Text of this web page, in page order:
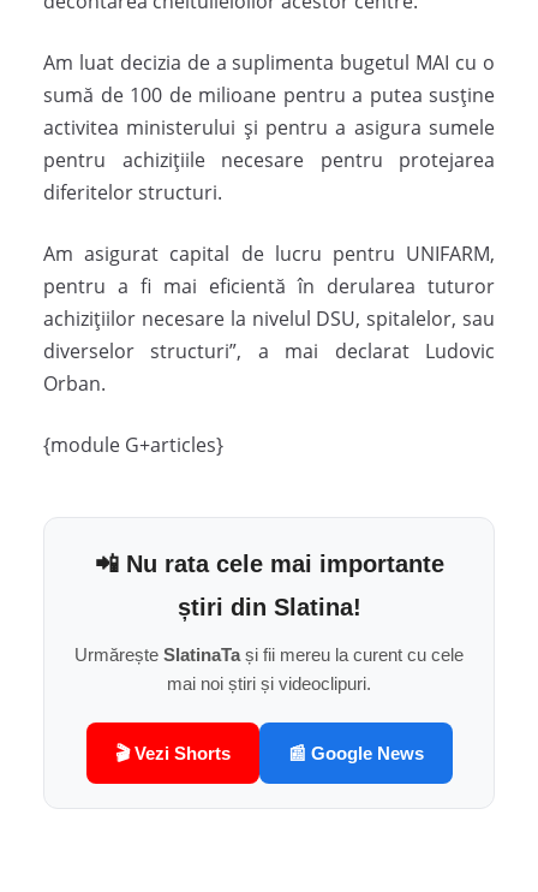
Am luat decizia de a suplimenta bugetul MAI cu o
sumă de 100 de milioane pentru a putea susține
activitea ministerului și pentru a asigura sumele
pentru achizițiile necesare pentru protejarea
diferitelor structuri.
Am asigurat capital de lucru pentru UNIFARM,
pentru a fi mai eficientă în derularea tuturor
achizițiilor necesare la nivelul DSU, spitalelor, sau
diverselor structuri”, a mai declarat Ludovic
Orban.
{module G+articles}
📲 Nu rata cele mai importante
știri din Slatina!
Urmărește SlatinaTași fii mereu la curent cu cele
mai noi știri și videoclipuri.
🎬 Vezi Shorts 📰 Google News